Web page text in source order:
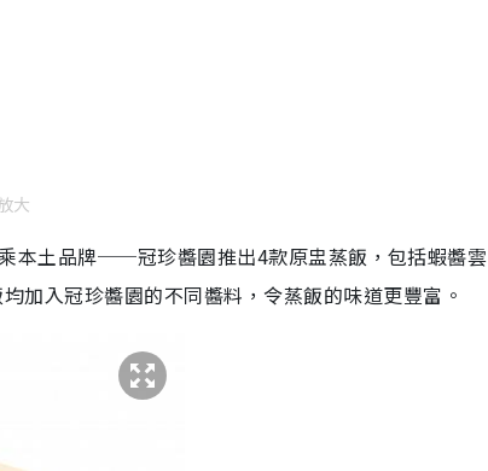
大
本土品牌──冠珍醬園推出4款原盅蒸飯，包括蝦醬雲
加入冠珍醬園的不同醬料，令蒸飯的味道更豐富。